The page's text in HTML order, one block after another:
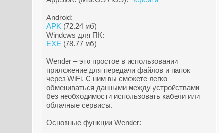
Android:
APK (72.24 мб)
Windows для ПК:
EXE (78.77 мб)
Wender – это простое в использовании
приложение для передачи файлов и папок
через WiFi. С ним вы сможете легко
обмениваться данными между устройствами
без необходимости использовать кабели или
облачные сервисы.
Основные функции Wender: